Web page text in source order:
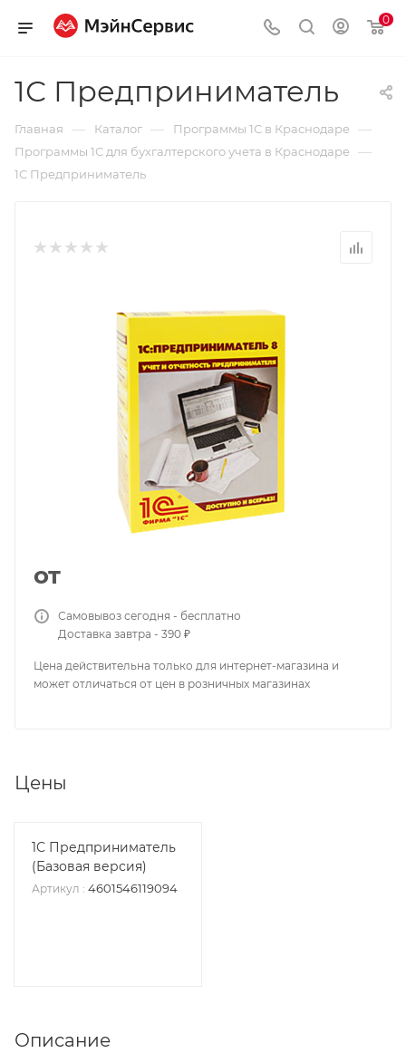
0
1С Предприниматель
Главная — Каталог — Программы 1С в Краснодаре —
Программы 1С для бухгалтерского учета в Краснодаре —
1С Предприниматель
от
Самовывоз сегодня - бесплатно
Доставка завтра - 390 ₽
Цена действительна только для интернет-магазина и
может отличаться от цен в розничных магазинах
Цены
1С Предприниматель
(Базовая версия)
Артикул : 4601546119094
Описание